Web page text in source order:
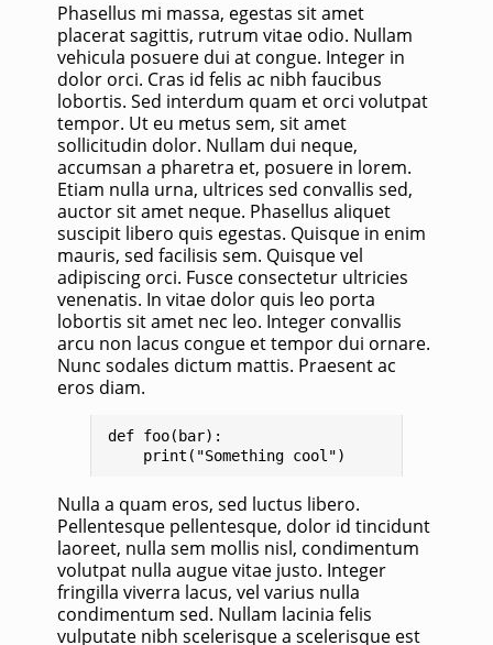
Phasellus mi massa, egestas sit amet
placerat sagittis, rutrum vitae odio. Nullam
vehicula posuere dui at congue. Integer in
dolor orci. Cras id felis ac nibh faucibus
lobortis. Sed interdum quam et orci volutpat
tempor. Ut eu metus sem, sit amet
sollicitudin dolor. Nullam dui neque,
accumsan a pharetra et, posuere in lorem.
Etiam nulla urna, ultrices sed convallis sed,
auctor sit amet neque. Phasellus aliquet
suscipit libero quis egestas. Quisque in enim
mauris, sed facilisis sem. Quisque vel
adipiscing orci. Fusce consectetur ultricies
venenatis. In vitae dolor quis leo porta
lobortis sit amet nec leo. Integer convallis
arcu non lacus congue et tempor dui ornare.
Nunc sodales dictum mattis. Praesent ac
eros diam.
def foo(bar):
Nulla a quam eros, sed luctus libero.
Pellentesque pellentesque, dolor id tincidunt
laoreet, nulla sem mollis nisl, condimentum
volutpat nulla augue vitae justo. Integer
fringilla viverra lacus, vel varius nulla
condimentum sed. Nullam lacinia felis
vulputate nibh scelerisque a scelerisque est